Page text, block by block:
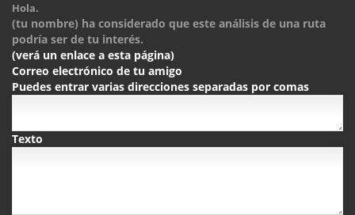
Hola.
(tu nombre) ha considerado que este análisis de una ruta
podría ser de tu interés.
(verá un enlace a esta página)
Correo electrónico de tu amigo
Puedes entrar varias direcciones separadas por comas
Texto